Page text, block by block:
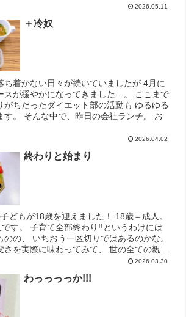
2026.05.11
＋冷奴
ち着かない日々が続いていましたが 4月に
スが緩やかになってきました…。 ここまで
がちだったダイエット部の活動も ゆるゆる
す。 そんな中で、昨日の会社ランチ。 お
2026.04.02
終わりと始まり
どもが18歳を迎えました！ 18歳＝成人。
す。 子育て全部終わり!!というわけには
のの、 いちおう一区切りではあるのかな。
を実際に味わってみて、 世の全ての親...
2026.03.30
わっっっっか!!!